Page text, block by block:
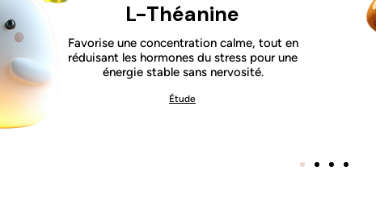
L-Théanine
Favorise une concentration calme, tout en
réduisant les hormones du stress pour une
énergie stable sans nervosité.
Étude